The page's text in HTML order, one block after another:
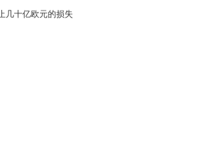
几十亿欧元的损失